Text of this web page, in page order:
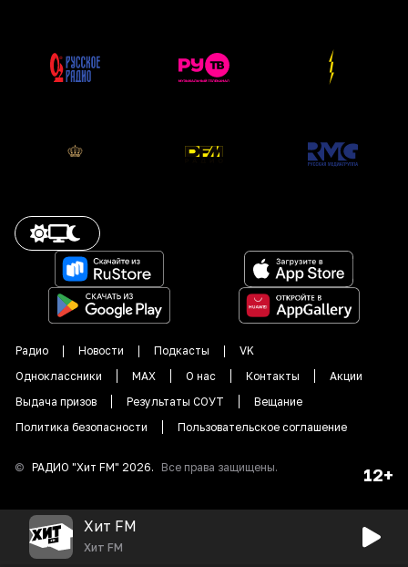
Радио Новости Подкасты
VK
Одноклассники
MAX О нас Контакты
Акции
Выдача призов
Результаты СОУТ
Вещание
Политика безопасности
Пользовательское соглашение
© РАДИО "Хит FM" 2026. Все права защищены. 12+
Хит FM
Хит FM